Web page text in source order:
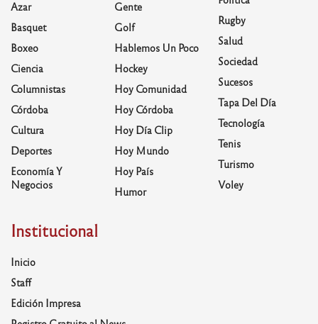
Azar
Basquet
Boxeo
Ciencia
Columnistas
Córdoba
Cultura
Deportes
Economía Y
Negocios
Gente
Golf
Hablemos Un Poco
Hockey
Hoy Comunidad
Hoy Córdoba
Hoy Día Clip
Hoy Mundo
Hoy País
Humor
Rugby
Salud
Sociedad
Sucesos
Tapa Del Día
Tecnología
Tenis
Turismo
Voley
Institucional
Inicio
Staff
Edición Impresa